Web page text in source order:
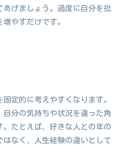
あげましょう。過度に自分を批
やすだけです。
定的に考えやすくなります。
自分の気持ちや状況を違った角
。たとえば、好きな人との年の
はなく、人生経験の違いとして